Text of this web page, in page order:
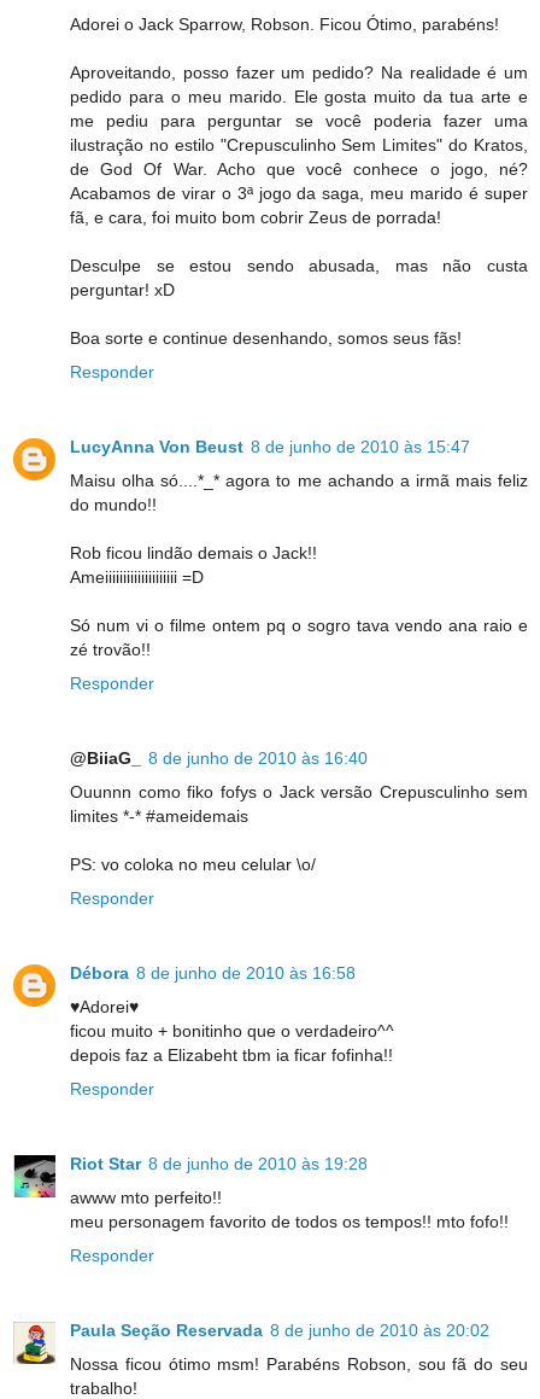
Adorei o Jack Sparrow, Robson. Ficou Ótimo, parabéns!
Aproveitando, posso fazer um pedido? Na realidade é um
pedido para o meu marido. Ele gosta muito da tua arte e
me pediu para perguntar se você poderia fazer uma
ilustração no estilo "Crepusculinho Sem Limites" do Kratos,
de God Of War. Acho que você conhece o jogo, né?
Acabamos de virar o 3ª jogo da saga, meu marido é super
fã, e cara, foi muito bom cobrir Zeus de porrada!
Desculpe se estou sendo abusada, mas não custa
perguntar! xD
Boa sorte e continue desenhando, somos seus fãs!
Responder
LucyAnna Von Beust 8 de junho de 2010 às 15:47
Maisu olha só....*_* agora to me achando a irmã mais feliz
do mundo!!
Rob ficou lindão demais o Jack!!
Ameiiiiiiiiiiiiiiiiiiii =D
Só num vi o filme ontem pq o sogro tava vendo ana raio e
zé trovão!!
Responder
@BiiaG_
8 de junho de 2010 às 16:40
Ouunnn como fiko fofys o Jack versão Crepusculinho sem
limites *-* #ameidemais
PS: vo coloka no meu celular \o/
Responder
Débora 8 de junho de 2010 às 16:58
♥Adorei♥
ficou muito + bonitinho que o verdadeiro^^
depois faz a Elizabeht tbm ia ficar fofinha!!
Responder
Riot Star 8 de junho de 2010 às 19:28
awww mto perfeito!!
meu personagem favorito de todos os tempos!! mto fofo!!
Responder
Paula Seção Reservada 8 de junho de 2010 às 20:02
Nossa ficou ótimo msm! Parabéns Robson, sou fã do seu
trabalho!